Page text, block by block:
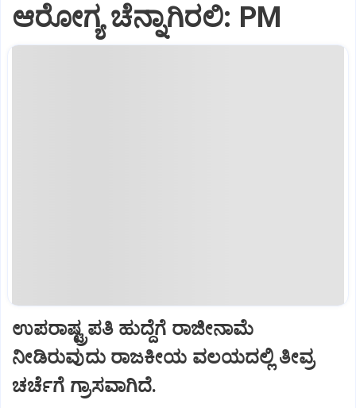
ಆರೋಗ್ಯ ಚೆನ್ನಾಗಿರಲಿ: PM
ಉಪರಾಷ್ಟ್ರಪತಿ ಹುದ್ದೆಗೆ ರಾಜೀನಾಮೆ
ನೀಡಿರುವುದು ರಾಜಕೀಯ ವಲಯದಲ್ಲಿ ತೀವ್ರ
ಚರ್ಚೆಗೆ ಗ್ರಾಸವಾಗಿದೆ.